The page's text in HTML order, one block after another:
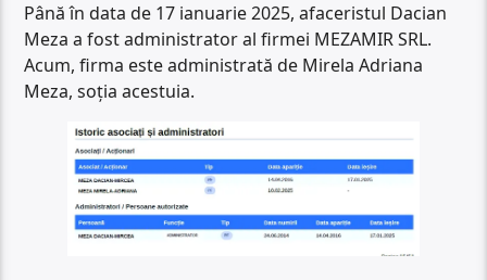
Până în data de 17 ianuarie 2025, afaceristul Dacian
Meza a fost administrator al firmei MEZAMIR SRL.
Acum, firma este administrată de Mirela Adriana
Meza, soția acestuia.